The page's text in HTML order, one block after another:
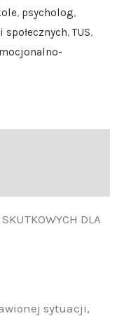
, psycholog,
,TUS,
DLA
sytuacji,